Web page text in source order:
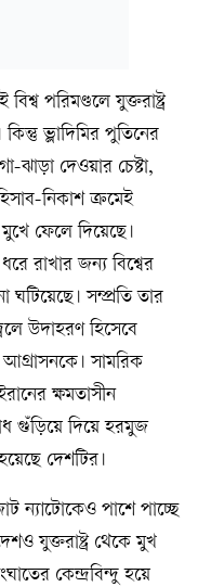
পরিমণ্ডলে যুক্তরাষ্ট্র
ভ্লাদিমির পুতিনের
ঝাড়া দেওয়ার চেষ্টা,
নিকাশ ক্রমেই
ফেলে দিয়েছে।
রাখার জন্য বিশ্বের
ঘটিয়েছে। সম্প্রতি তার
উদাহরণ হিসেবে
আগ্রাসনকে। সামরিক
ক্ষমতাসীন
গুঁড়িয়ে দিয়ে হরমুজ
দেশটির।
ন্যাটোকেও পাশে পাচ্ছে
যুক্তরাষ্ট্র থেকে মুখ
কেন্দ্রবিন্দু হয়ে